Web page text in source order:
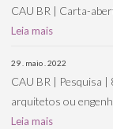
CAU BR | Carta-
Leia mais
29 . maio . 2022
CAU BR | Pesquisa |
arquitetos ou
Leia mais